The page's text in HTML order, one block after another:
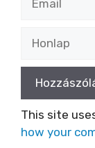
This site
how your